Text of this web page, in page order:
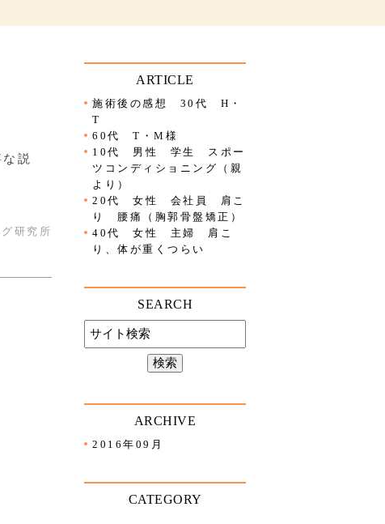
説
研究所
ARTICLE
施術後の感想 30代 H・
T
60代 T・M様
10代 男性 学生 スポー
ツコンディショニング（親
より）
20代 女性 会社員 肩こ
り 腰痛（胸郭骨盤矯正）
40代 女性 主婦 肩こ
り、体が重くつらい
SEARCH
ARCHIVE
2016年09月
CATEGORY